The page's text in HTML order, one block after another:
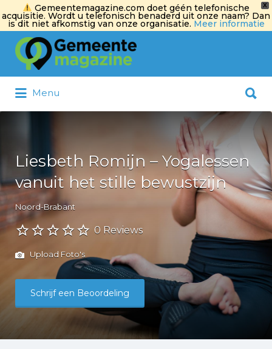
X
Gemeentemagazine.com doet géén telefonische
acquisitie. Wordt u telefonisch benaderd uit onze naam? Dan
is dit niet afkomstig van onze organisatie. Meer informatie
Zoek
naar:
Menu
naar:
Liesbeth Romijn – Yogalessen
vanuit het stille bewustzijn
Noord-Brabant
0 Reviews
Upload Foto's
Schrijf een Beoordeling